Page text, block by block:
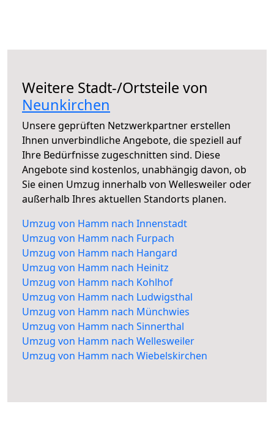
Weitere Stadt-/Ortsteile von
Neunkirchen
Unsere geprüften Netzwerkpartner erstellen
Ihnen unverbindliche Angebote, die speziell auf
Ihre Bedürfnisse zugeschnitten sind. Diese
Angebote sind kostenlos, unabhängig davon, ob
Sie einen Umzug innerhalb von Wellesweiler oder
außerhalb Ihres aktuellen Standorts planen.
Umzug von Hamm nach Innenstadt
Umzug von Hamm nach Furpach
Umzug von Hamm nach Hangard
Umzug von Hamm nach Heinitz
Umzug von Hamm nach Kohlhof
Umzug von Hamm nach Ludwigsthal
Umzug von Hamm nach Münchwies
Umzug von Hamm nach Sinnerthal
Umzug von Hamm nach Wellesweiler
Umzug von Hamm nach Wiebelskirchen